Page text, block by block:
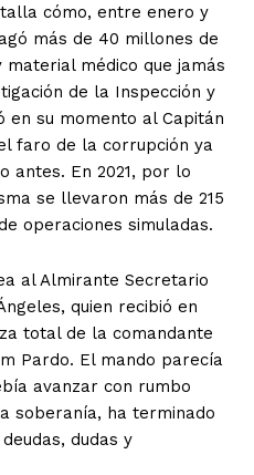
cómo, entre enero y
más de 40 millones de
médico que jamás
de la Inspección y
en su momento al Capitán
faro de la corrupción ya
antes. En 2021, por lo
se llevaron más de 215
operaciones simuladas.
al Almirante Secretario
quien recibió en
total de la comandante
Pardo. El mando parecía
avanzar con rumbo
soberanía, ha terminado
dudas y